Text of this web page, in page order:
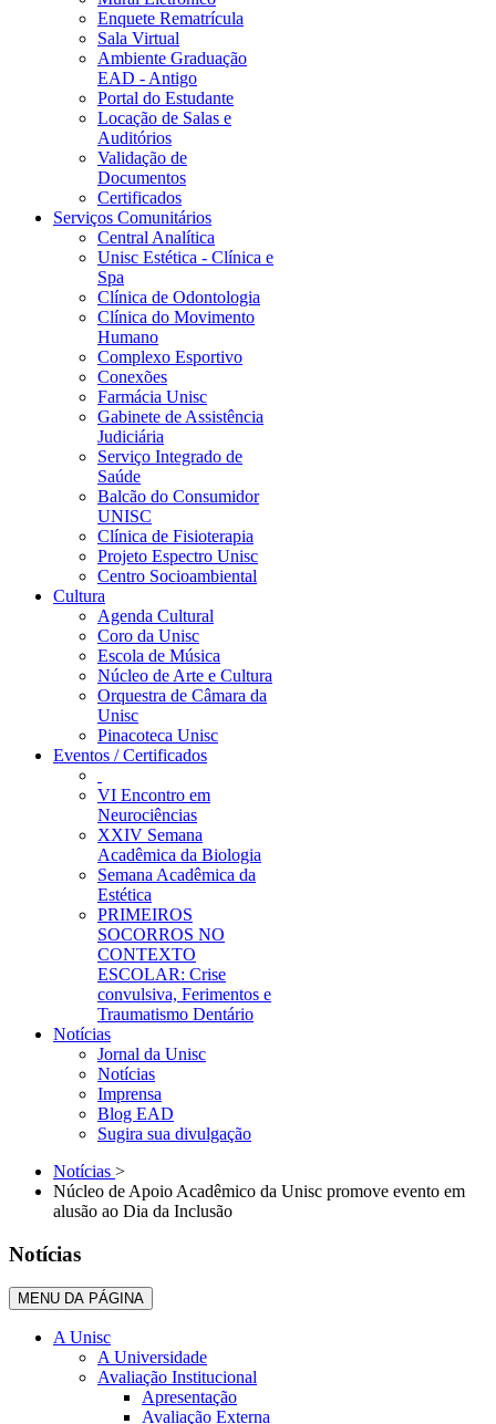
Enquete Rematrícula
Sala Virtual
Ambiente Graduação
EAD - Antigo
Portal do Estudante
Locação de Salas e
Auditórios
Validação de
Documentos
Certificados
Serviços Comunitários
Central Analítica
Unisc Estética - Clínica e
Spa
Clínica de Odontologia
Clínica do Movimento
Humano
Complexo Esportivo
Conexões
Farmácia Unisc
Gabinete de Assistência
Judiciária
Serviço Integrado de
Saúde
Balcão do Consumidor
UNISC
Clínica de Fisioterapia
Projeto Espectro Unisc
Centro Socioambiental
Cultura
Agenda Cultural
Coro da Unisc
Escola de Música
Núcleo de Arte e Cultura
Orquestra de Câmara da
Unisc
Pinacoteca Unisc
Eventos / Certificados
VI Encontro em
Neurociências
XXIV Semana
Acadêmica da Biologia
Semana Acadêmica da
Estética
PRIMEIROS
SOCORROS NO
CONTEXTO
ESCOLAR: Crise
convulsiva, Ferimentos e
Traumatismo Dentário
Notícias
Jornal da Unisc
Notícias
Imprensa
Blog EAD
Sugira sua divulgação
Notícias >
Núcleo de Apoio Acadêmico da Unisc promove evento em
alusão ao Dia da Inclusão
Notícias
MENU DA PÁGINA
A Unisc
A Universidade
Avaliação Institucional
Apresentação
Avaliação Externa